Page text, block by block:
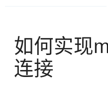
如何实现
连接